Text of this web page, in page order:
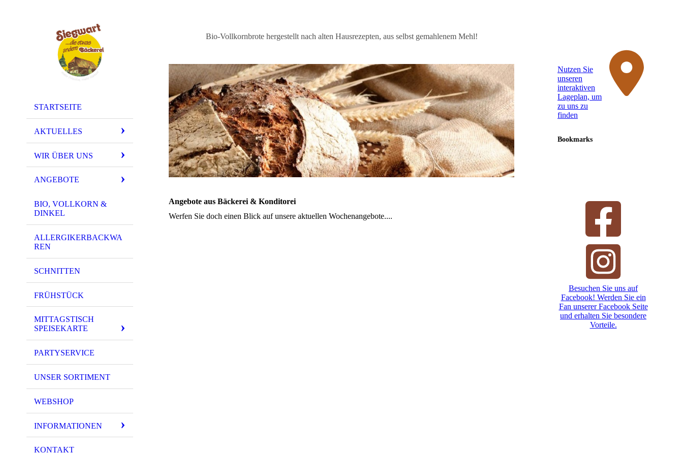
STARTSEITE
AKTUELLES
WIR ÜBER UNS
ANGEBOTE
BIO, VOLLKORN &
DINKEL
ALLERGIKERBACKWA
REN
SCHNITTEN
FRÜHSTÜCK
MITTAGSTISCH
SPEISEKARTE
PARTYSERVICE
UNSER SORTIMENT
WEBSHOP
INFORMATIONEN
KONTAKT
Bio-Vollkornbrote hergestellt nach alten Hausrezepten, aus selbst gemahlenem Mehl!
Angebote aus Bäckerei & Konditorei
Werfen Sie doch einen Blick auf unsere aktuellen Wochenangebote....
Nutzen Sie
unseren
interaktiven
La­ge­plan, um
zu uns zu
finden
Bookmarks
Besuchen Sie uns auf
Facebook! Werden Sie ein
Fan unserer Facebook Seite
und erhalten Sie besondere
Vorteile.